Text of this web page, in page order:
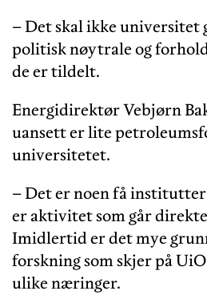
– Det skal ikke universitet
politisk nøytrale og
de er tildelt.
Energidirektør Vebjørn
uansett er lite
universitetet.
– Det er noen få
er aktivitet som går
Imidlertid er det mye
forskning som skjer på
ulike næringer.